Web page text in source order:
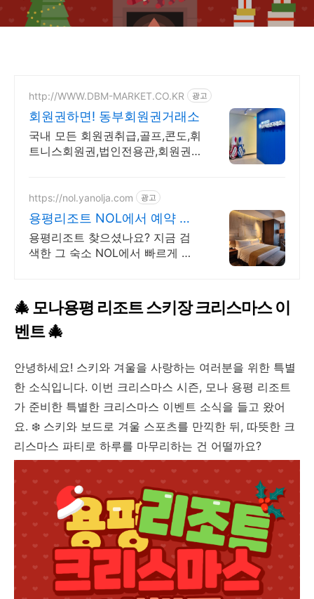
http://WWW.DBM-MARKET.CO.KR 광고
회원권하면! 동부회원권거래소
국내 모든 회원권취급,골프,콘도,휘
트니스회원권,법인전용관,회원권
https://nol.yanolja.com 광고
용평리조트 NOL에서 예약 최
대 70% 더블업 할인!
용평리조트 찾으셨나요? 지금 검
색한 그 숙소 NOL에서 빠르게 예
🎄 모나용평 리조트 스키장 크리스마스 이
벤트 🎄
안녕하세요! 스키와 겨울을 사랑하는 여러분을 위한 특별
한 소식입니다. 이번 크리스마스 시즌, 모나 용평 리조트
가 준비한 특별한 크리스마스 이벤트 소식을 들고 왔어
요. ❄️ 스키와 보드로 겨울 스포츠를 만끽한 뒤, 따뜻한 크
리스마스 파티로 하루를 마무리하는 건 어떨까요?